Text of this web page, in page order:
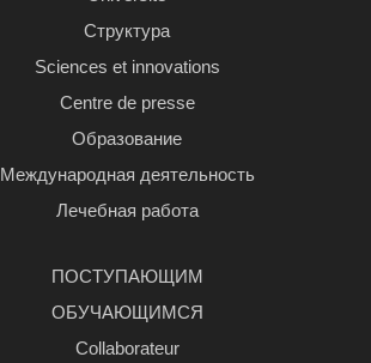
Структура
Sciences et innovations
Centre de presse
Образование
Международная деятельность
Лечебная работа
ПОСТУПАЮЩИМ
ОБУЧАЮЩИМСЯ
Сollaborateur